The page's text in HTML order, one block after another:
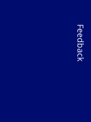
Feedback